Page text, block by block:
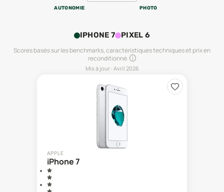
PHOTO
AUTONOMIE
IPHONE 7 PIXEL 6
Scores basés sur les benchmarks, caractéristiques techniques et prix en
reconditionné.
Mis à jour : Avril 2026
APPLE
iPhone 7